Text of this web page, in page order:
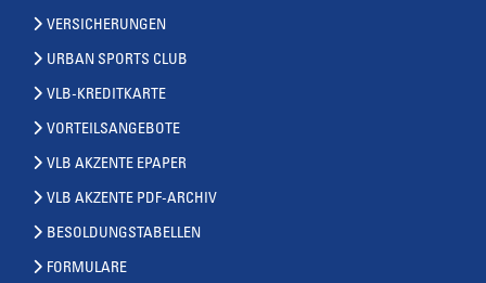
VERSICHERUNGEN
URBAN SPORTS CLUB
VLB-KREDITKARTE
VORTEILSANGEBOTE
VLB AKZENTE EPAPER
VLB AKZENTE PDF-ARCHIV
BESOLDUNGSTABELLEN
FORMULARE